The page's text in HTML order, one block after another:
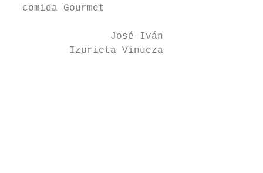
  comida Gourmet
                 José Iván
          Izurieta Vinueza